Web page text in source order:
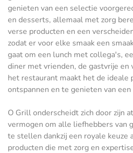
genieten van een selectie
en desserts, allemaal met zorg
verse producten en een
zodat er voor elke smaak een
gaat om een lunch met collega's,
diner met vrienden, de gastvrije en
het restaurant maakt het de ideale
ontspannen en te genieten van
O Grill onderscheidt zich door zijn
vermogen om alle liefhebbers van
te stellen dankzij een royale keuze
producten die met zorg en